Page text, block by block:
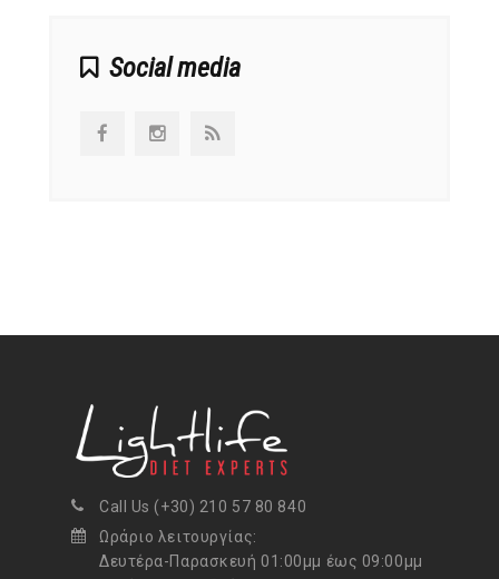
Social media
Call Us (+30) 210 57 80 840
Ωράριο λειτουργίας:
Δευτέρα-Παρασκευή 01:00μμ έως 09:00μμ